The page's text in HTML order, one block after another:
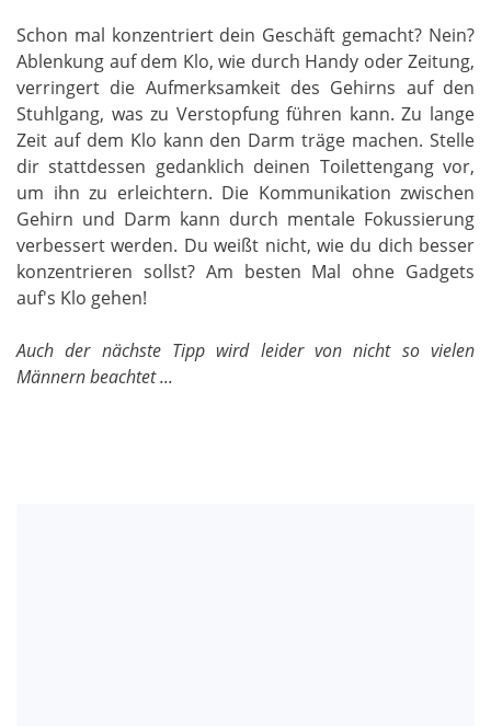
Schon mal konzentriert dein Geschäft gemacht? Nein?
Ablenkung auf dem Klo, wie durch Handy oder Zeitung,
verringert die Aufmerksamkeit des Gehirns auf den
Stuhlgang, was zu Verstopfung führen kann. Zu lange
Zeit auf dem Klo kann den Darm träge machen. Stelle
dir stattdessen gedanklich deinen Toilettengang vor,
um ihn zu erleichtern. Die Kommunikation zwischen
Gehirn und Darm kann durch mentale Fokussierung
verbessert werden. Du weißt nicht, wie du dich besser
konzentrieren sollst? Am besten Mal ohne Gadgets
auf's Klo gehen!
Auch der nächste Tipp wird leider von nicht so vielen
Männern beachtet ...